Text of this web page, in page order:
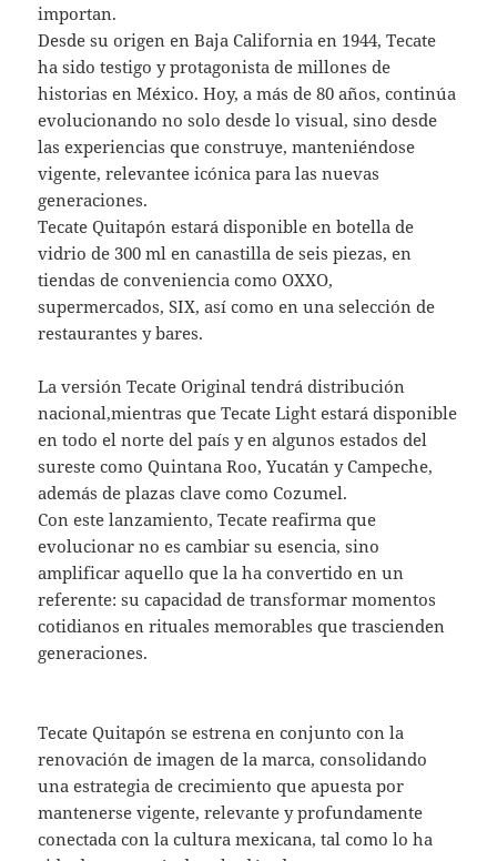
importan.
Desde su origen en Baja California en 1944, Tecate
ha sido testigo y protagonista de millones de
historias en México. Hoy, a más de 80 años, continúa
evolucionando no solo desde lo visual, sino desde
las experiencias que construye, manteniéndose
vigente, relevantee icónica para las nuevas
generaciones.
Tecate Quitapón estará disponible en botella de
vidrio de 300 ml en canastilla de seis piezas, en
tiendas de conveniencia como OXXO,
supermercados, SIX, así como en una selección de
restaurantes y bares.
La versión Tecate Original tendrá distribución
nacional,mientras que Tecate Light estará disponible
en todo el norte del país y en algunos estados del
sureste como Quintana Roo, Yucatán y Campeche,
además de plazas clave como Cozumel.
Con este lanzamiento, Tecate reafirma que
evolucionar no es cambiar su esencia, sino
amplificar aquello que la ha convertido en un
referente: su capacidad de transformar momentos
cotidianos en rituales memorables que trascienden
generaciones.
Tecate Quitapón se estrena en conjunto con la
renovación de imagen de la marca, consolidando
una estrategia de crecimiento que apuesta por
mantenerse vigente, relevante y profundamente
conectada con la cultura mexicana, tal como lo ha